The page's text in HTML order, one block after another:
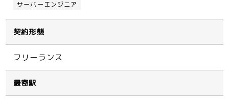
サーバーエンジニア
契約形態
フリーランス
最寄駅